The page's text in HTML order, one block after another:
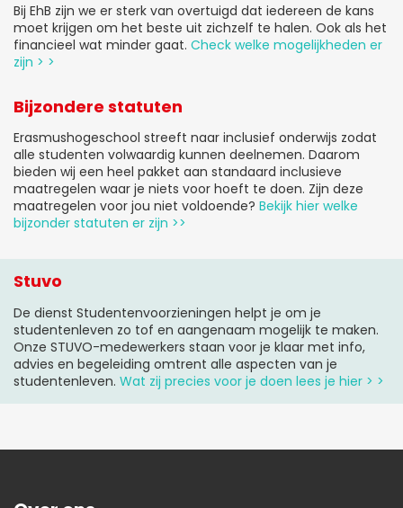
Bij EhB zijn we er sterk van overtuigd dat iedereen de kans
moet krijgen om het beste uit zichzelf te halen. Ook als het
financieel wat minder gaat. Check welke mogelijkheden er
zijn > >
Bijzondere statuten
Erasmushogeschool streeft naar inclusief onderwijs zodat
alle studenten volwaardig kunnen deelnemen. Daarom
bieden wij een heel pakket aan standaard inclusieve
maatregelen waar je niets voor hoeft te doen. Zijn deze
maatregelen voor jou niet voldoende? Bekijk hier welke
bijzonder statuten er zijn >>
Stuvo
De dienst Studentenvoorzieningen helpt je om je
studentenleven zo tof en aangenaam mogelijk te maken.
Onze STUVO-medewerkers staan voor je klaar met info,
advies en begeleiding omtrent alle aspecten van je
studentenleven. Wat zij precies voor je doen lees je hier > >